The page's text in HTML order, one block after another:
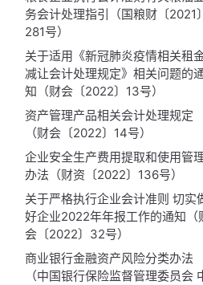
务会计处理指引（国粮财〔2021〕
281号）
关于适用《新冠肺炎疫情相关租
减让会计处理规定》相关问题的
知（财会〔2022〕13号）
资产管理产品相关会计处理规定
（财会〔2022〕14号）
企业安全生产费用提取和使用管
办法（财资〔2022〕136号）
关于严格执行企业会计准则 切实
好企业2022年年报工作的通知（
会〔2022〕32号）
商业银行金融资产风险分类办法
（中国银行保险监督管理委员会